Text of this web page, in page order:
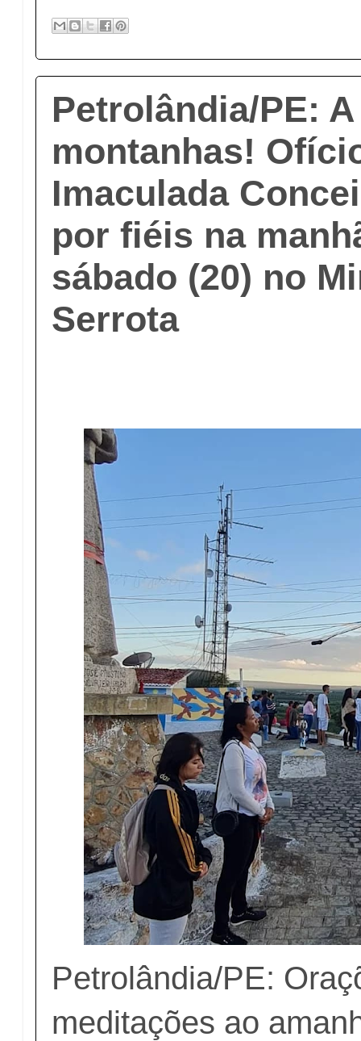
Petrolândia/PE:
montanhas!
Imaculada
por fiéis na
sábado (20) no
Serrota
Petrolândia/PE:
meditações ao